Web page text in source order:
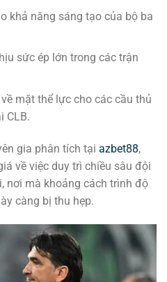
khả năng sáng tạo của bộ ba
sức ép lớn trong các trận
mặt thể lực cho các cầu thủ
CLB.
gia phân tích tại azbet88,
về việc duy trì chiều sâu đội
nơi mà khoảng cách trình độ
càng bị thu hẹp.